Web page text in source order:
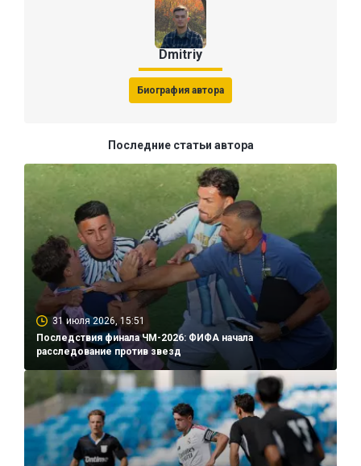
Dmitriy
Биография автора
Последние статьи автора
31 июля 2026, 15:51
Последствия финала ЧМ-2026: ФИФА начала
расследование против звезд